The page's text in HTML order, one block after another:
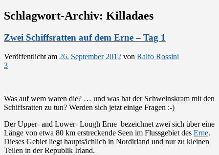
Schlagwort-Archiv: Killadaes
Zwei Schiffsratten auf dem Erne – Tag 1
Veröffentlicht am 26. September 2012 von Ralfo Rossini
3
Was auf wem waren die? … und was hat der Schweinskram mit den
Schiffsratten zu tun? Werden sich jetzt einige Fragen :-)
Der Upper- and Lower- Lough Erne bezeichnet zwei sich über eine
Länge von etwa 80 km erstreckende Seen im Flussgebiet des Erne.
Dieses Gebiet liegt hauptsächlich in Nordirland und nur zu kleinen
Teilen in der Republik Irland.